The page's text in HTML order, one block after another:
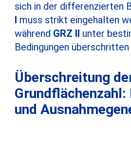
sich in der differenzierten
I muss strikt eingehalten
während GRZ II unter
Bedingungen
Überschreitung
Grundflächenzahl:
und